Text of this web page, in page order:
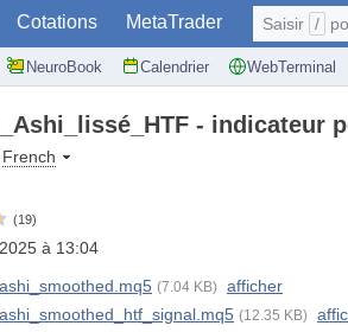
Cotations MetaTrader
NeuroBook Calendrier WebTerminal
Saisir /
- indicateur
French
(19)
à 13:04
(7.04 KB) afficher
(12.35 KB)